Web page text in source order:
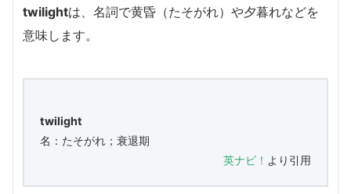
twilightは、名詞で黄昏（たそがれ）や夕暮れなどを
意味します。
twilight
名：たそがれ；衰退期
英ナビ！ より引用